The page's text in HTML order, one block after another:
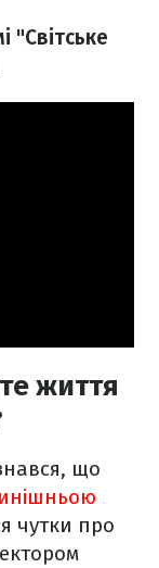
"Світське
життя
що
чутки про